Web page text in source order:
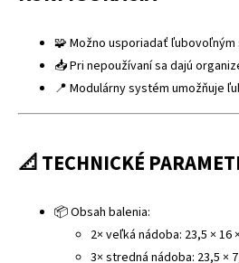
🧩 Možno usporiadať
📥 Pri nepoužívaní sa dajú
📍 Modulárny systém umožňuje
📐 TECHNICKÉ
📦 Obsah balenia:
2× veľká nádoba: 23,5 × 16
3× stredná nádoba: 23,5 ×